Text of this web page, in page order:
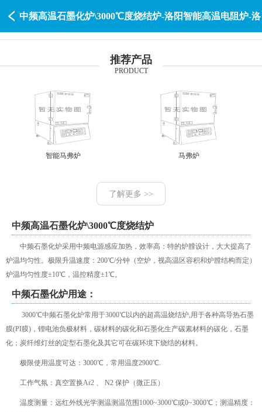
中频高温石墨化炉\3000℃度烧结炉-洛阳智能高温电阻炉-洛
推荐产品
PRODUCT
智能马弗炉 马弗炉
了解更多 >>
中频高温石墨化炉\3000℃度烧结炉
中频石墨化炉采用中频电源感应加热，效率高：特的炉膛设计，大大提高了
炉温均匀性。极限升温速度：200℃/分钟（空炉，视高温区容积和炉膛结构而定）
炉温均匀性度±10℃，温控精度±1℃。
中频石墨化炉用途：
3000℃中频石墨化炉常用于3000℃以内的超高温烧结炉,用于各种高导热石墨
膜(PI膜)，锂电池负极材料，碳材料的碳化和石墨化生产碳素材料的碳化，石墨
化；炭纤维灯丝的定型石墨化及其它可在碳环境下烧结的材料。
极限使用温度可达：3000℃，常用温度2900℃.
工作气氛：真空置换Ar2 、 N2 保护（微正压）
温度测量：远红外线光学测温测温范围1000~3000℃或0~3000℃；测温精度：